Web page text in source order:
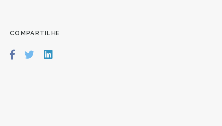
COMPARTILHE